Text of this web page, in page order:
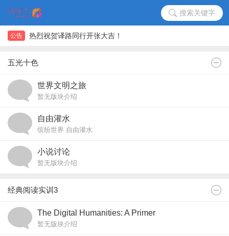
搜索关键字
公告
译路同行重新开放，欢迎各位新老朋友的光临
热烈祝贺译路同行开张大吉！
热烈祝贺译路同行开张大吉！
五光十色
世界文明之旅
暂无版块介绍
自由灌水
缤纷世界 自由灌水
小说讨论
暂无版块介绍
经典阅读实训3
The Digital Humanities: A Primer
暂无版块介绍